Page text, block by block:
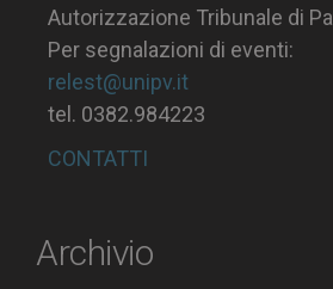
Autorizzazione Tribunale di
Per segnalazioni di eventi:
relest@unipv.it
tel. 0382.984223
CONTATTI
Archivio